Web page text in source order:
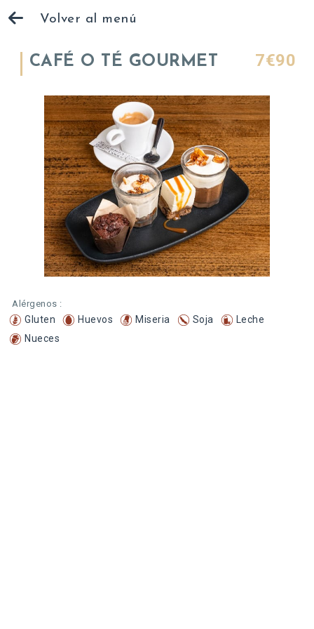
Volver al menú
CAFÉ O TÉ GOURMET 7€90
Alérgenos :
Gluten Huevos Miseria Soja
Leche
Nueces